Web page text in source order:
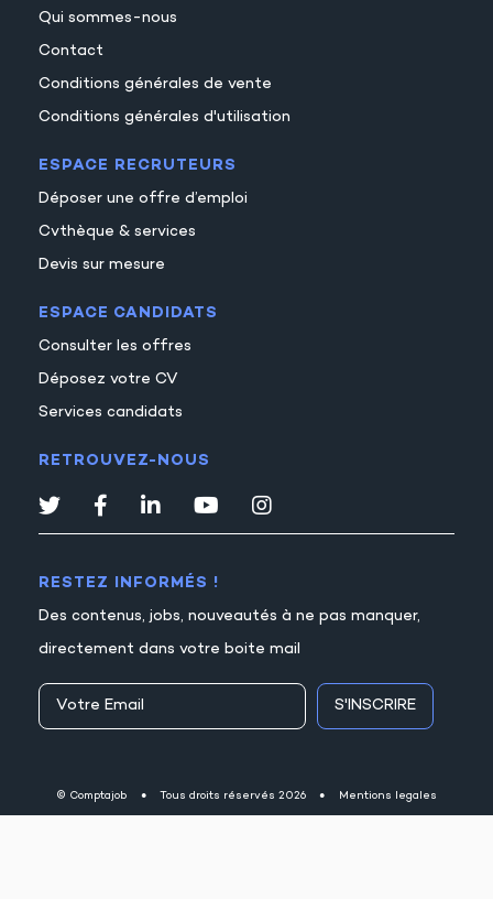
Qui sommes-nous
Contact
Conditions générales de vente
Conditions générales d'utilisation
ESPACE RECRUTEURS
Déposer une offre d’emploi
Cvthèque & services
Devis sur mesure
ESPACE CANDIDATS
Consulter les offres
Déposez votre CV
Services candidats
RETROUVEZ-NOUS
RESTEZ INFORMÉS !
Des contenus, jobs, nouveautés à ne pas manquer,
directement dans votre boite mail
S'INSCRIRE
© Comptajob ● Tous droits réservés 2026 ● Mentions legales